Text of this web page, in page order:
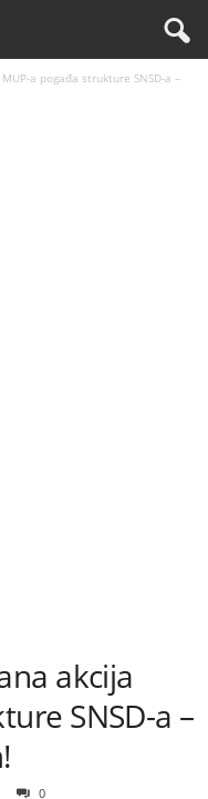
a pogađa strukture SNSD-a –
akcija
SNSD-a –
0